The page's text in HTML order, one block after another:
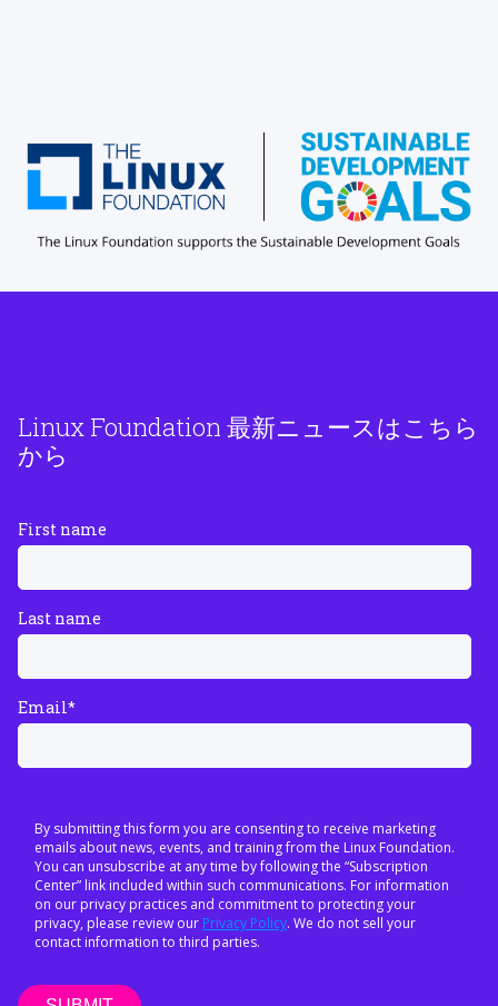
Linux Foundation 最新ニュースはこちら
から
First name
Last name
Email*
By submitting this form you are consenting to receive marketing
emails about news, events, and training from the Linux Foundation.
You can unsubscribe at any time by following the “Subscription
Center” link included within such communications. For information
on our privacy practices and commitment to protecting your
privacy, please review our Privacy Policy. We do not sell your
contact information to third parties.